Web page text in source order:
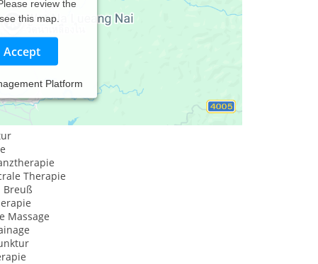
review the
this map.
Accept
Platform
Therapie
Breuß
Massage